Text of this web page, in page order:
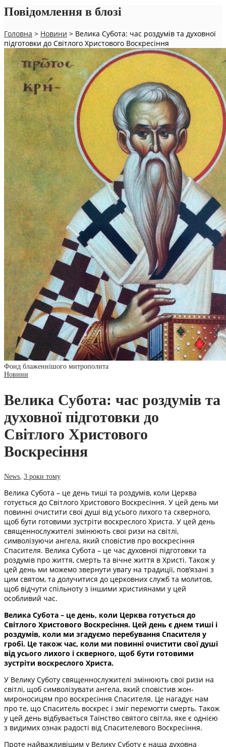
Повідомлення в блозі
Головна > Новини > Велика Субота: час роздумів та духовної
підготовки до Світлого Христового Воскресіння
Фонд блаженнішого митрополита
Новини
Велика Субота: час роздумів та
духовної підготовки до
Світлого Христового
Воскресіння
News 3 роки тому
Велика Субота – це день тиші та роздумів, коли Церква
готується до Світлого Христового Воскресіння. У цей день ми
повинні очистити свої душі від усього лихого та скверного,
щоб бути готовими зустріти воскреслого Христа. У цей день
священнослужителі змінюють свої ризи на світлі,
символізуючи ангела, який сповістив про воскресіння
Спасителя. Велика Субота – це час духовної підготовки та
роздумів про життя, смерть та вічне життя в Христі. Також у
цей день ми можемо звернути увагу на традиції, пов’язані з
цим святом, та долучитися до церковних служб та молитов,
щоб відчути спільноту з іншими християнами у цей
особливий час.
Велика Субота – це день, коли Церква готується до
Світлого Христового Воскресіння. Цей день є днем тиші і
роздумів, коли ми згадуємо перебування Спасителя у
гробі. Це також час, коли ми повинні очистити свої душі
від усього лихого і скверного, щоб бути готовими
зустріти воскреслого Христа.
У Велику Суботу священнослужителі змінюють свої ризи на
світлі, щоб символізувати ангела, який сповістив жон-
мироносицям про воскресіння Спасителя. Це нагадує нам
про те, що Спаситель воскрес і зміг перемогти смерть. Також
у цей день відбувається Таїнство святого світла, яке є однією
з видимих ознак радості від Спасителевого Воскресіння.
Проте найважливішим у Велику Суботу є наша духовна